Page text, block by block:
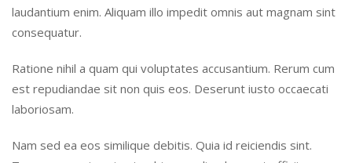
laudantium enim. Aliquam illo impedit omnis aut magnam sint
consequatur.
Ratione nihil a quam qui voluptates accusantium. Rerum cum
est repudiandae sit non quis eos. Deserunt iusto occaecati
laboriosam.
Nam sed ea eos similique debitis. Quia id reiciendis sint.